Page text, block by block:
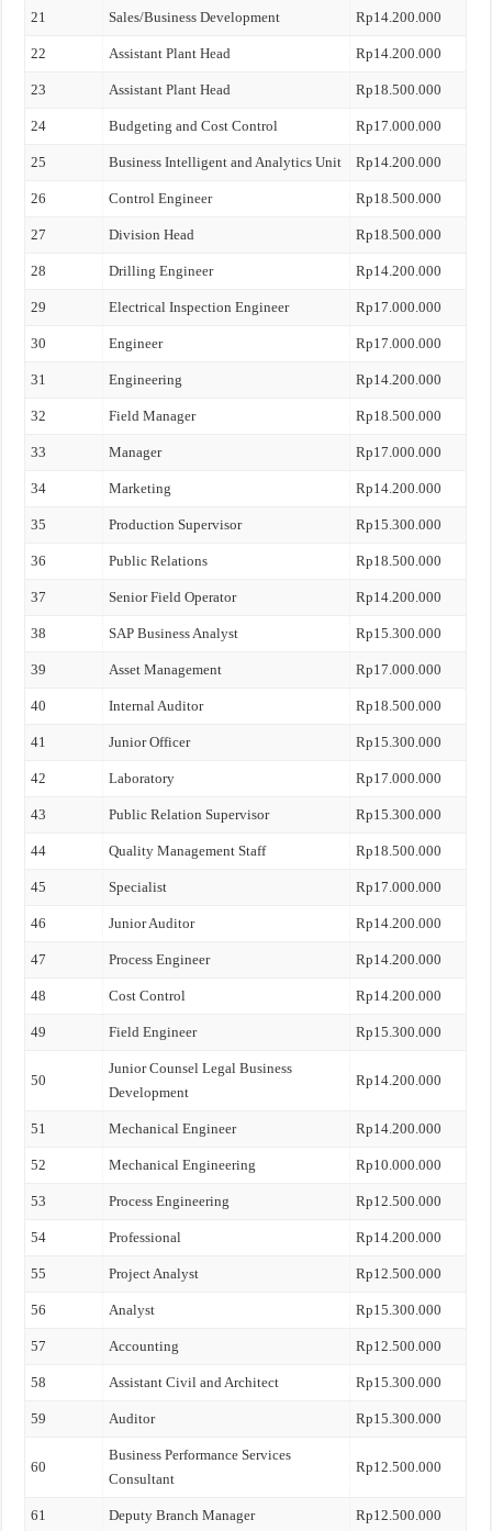
21 Sales/Business Development Rp14.200.000
22 Assistant Plant Head Rp14.200.000
23 Assistant Plant Head Rp18.500.000
24 Budgeting and Cost Control Rp17.000.000
25 Business Intelligent and Analytics Unit Rp14.200.000
26 Control Engineer Rp18.500.000
27 Division Head Rp18.500.000
28 Drilling Engineer Rp14.200.000
29 Electrical Inspection Engineer Rp17.000.000
30 Engineer Rp17.000.000
31 Engineering Rp14.200.000
32 Field Manager Rp18.500.000
33 Manager Rp17.000.000
34 Marketing Rp14.200.000
35 Production Supervisor Rp15.300.000
36 Public Relations Rp18.500.000
37 Senior Field Operator Rp14.200.000
38 SAP Business Analyst Rp15.300.000
39 Asset Management Rp17.000.000
40 Internal Auditor Rp18.500.000
41 Junior Officer Rp15.300.000
42 Laboratory Rp17.000.000
43 Public Relation Supervisor Rp15.300.000
44 Quality Management Staff Rp18.500.000
45 Specialist Rp17.000.000
46 Junior Auditor Rp14.200.000
47 Process Engineer Rp14.200.000
48 Cost Control Rp14.200.000
49 Field Engineer Rp15.300.000
50
Junior Counsel Legal Business
Development
Rp14.200.000
51 Mechanical Engineer Rp14.200.000
52 Mechanical Engineering Rp10.000.000
53 Process Engineering Rp12.500.000
54 Professional Rp14.200.000
55 Project Analyst Rp12.500.000
56 Analyst Rp15.300.000
57 Accounting Rp12.500.000
58 Assistant Civil and Architect Rp15.300.000
59 Auditor Rp15.300.000
60
Business Performance Services
Consultant
Rp12.500.000
61 Deputy Branch Manager Rp12.500.000